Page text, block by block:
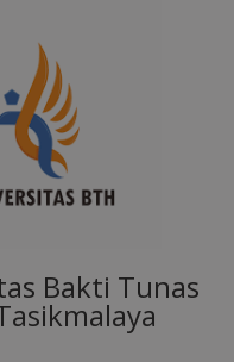
Bakti Tunas